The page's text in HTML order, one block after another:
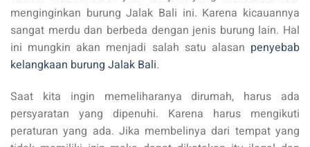
menginginkan burung Jalak Bali ini. Karena kicauannya
sangat merdu dan berbeda dengan jenis burung lain. Hal
ini mungkin akan menjadi salah satu alasan penyebab
kelangkaan burung Jalak Bali.
Saat kita ingin memeliharanya dirumah, harus ada
persyaratan yang dipenuhi. Karena harus mengikuti
peraturan yang ada. Jika membelinya dari tempat yang